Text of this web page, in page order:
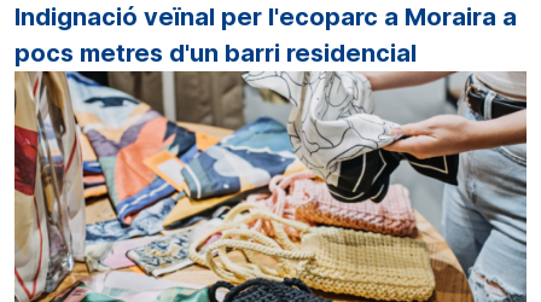
Indignació veïnal per l'ecoparc a Moraira a
pocs metres d'un barri residencial